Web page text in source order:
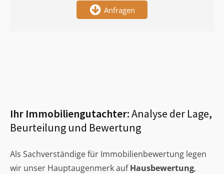
Anfragen
Ihr Immobiliengutachter:Analyse der Lage,
Beurteilung und Bewertung
Als Sachverständige für Immobilienbewertung legen
wir unser Hauptaugenmerk aufHausbewertung,